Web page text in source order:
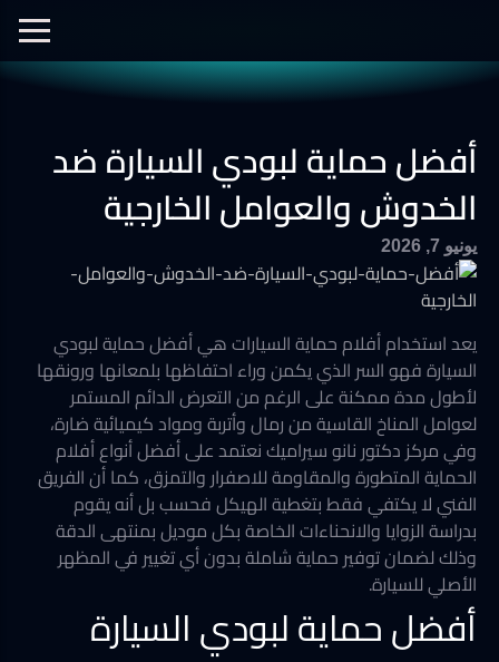
نانو سيراميك
أفلام الحماية
أفضل حماية لبودي السيارة ضد
الخدوش والعوامل الخارجية
يونيو 7, 2026
يعد استخدام أفلام حماية السيارات هي أفضل حماية لبودي
السيارة فهو السر الذي يكمن وراء احتفاظها بلمعانها ورونقها
لأطول مدة ممكنة على الرغم من التعرض الدائم المستمر
لعوامل المناخ القاسية من رمال وأتربة ومواد كيميائية ضارة،
وفي مركز دكتور نانو سيراميك نعتمد على أفضل أنواع أفلام
الحماية المتطورة والمقاومة للاصفرار والتمزق، كما أن الفريق
الفني لا يكتفي فقط بتغطية الهيكل فحسب بل أنه يقوم
بدراسة الزوايا والانحناءات الخاصة بكل موديل بمنتهى الدقة
وذلك لضمان توفير حماية شاملة بدون أي تغيير في المظهر
الأصلي للسيارة.
أفضل حماية لبودي السيارة